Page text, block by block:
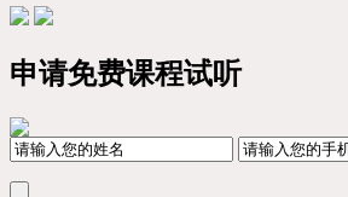
申请免费课程试听